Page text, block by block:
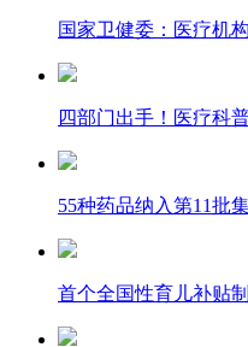
国家卫健委：医疗机
四部门出手！医疗科
55种药品纳入第11批
首个全国性育儿补贴